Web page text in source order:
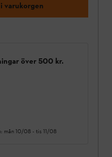
varukorgen
över 500 kr.
mån 10/08 - tis 11/08